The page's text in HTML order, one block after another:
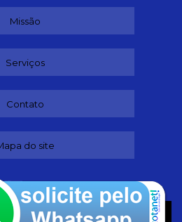
Missão
Serviços
Contato
do site
proteção de direitos autorais. Copyright